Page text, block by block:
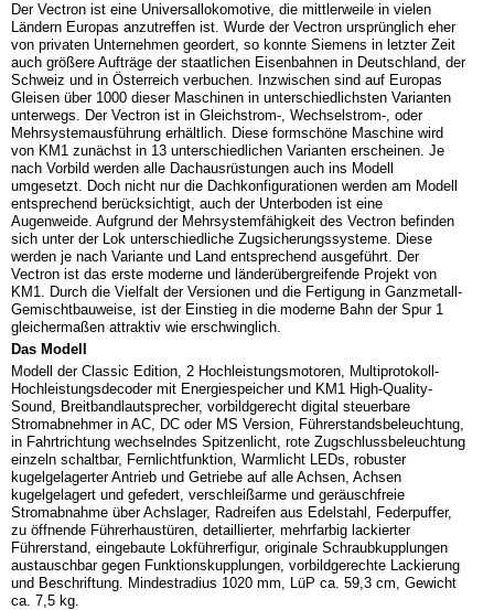
Der Vectron ist eine Universallokomotive, die mittlerweile in vielen
Ländern Europas anzutreffen ist. Wurde der Vectron ursprünglich eher
von privaten Unternehmen geordert, so konnte Siemens in letzter Zeit
auch größere Aufträge der staatlichen Eisenbahnen in Deutschland, der
Schweiz und in Österreich verbuchen. Inzwischen sind auf Europas
Gleisen über 1000 dieser Maschinen in unterschiedlichsten Varianten
unterwegs. Der Vectron ist in Gleichstrom-, Wechselstrom-, oder
Mehrsystemausführung erhältlich. Diese formschöne Maschine wird
von KM1 zunächst in 13 unterschiedlichen Varianten erscheinen. Je
nach Vorbild werden alle Dachausrüstungen auch ins Modell
umgesetzt. Doch nicht nur die Dachkonfigurationen werden am Modell
entsprechend berücksichtigt, auch der Unterboden ist eine
Augenweide. Aufgrund der Mehrsystemfähigkeit des Vectron befinden
sich unter der Lok unterschiedliche Zugsicherungssysteme. Diese
werden je nach Variante und Land entsprechend ausgeführt. Der
Vectron ist das erste moderne und länderübergreifende Projekt von
KM1. Durch die Vielfalt der Versionen und die Fertigung in Ganzmetall-
Gemischtbauweise, ist der Einstieg in die moderne Bahn der Spur 1
gleichermaßen attraktiv wie erschwinglich.
Das Modell
Modell der Classic Edition, 2 Hochleistungsmotoren, Multiprotokoll-
Hochleistungsdecoder mit Energiespeicher und KM1 High-Quality-
Sound, Breitbandlautsprecher, vorbildgerecht digital steuerbare
Stromabnehmer in AC, DC oder MS Version, Führerstandsbeleuchtung,
in Fahrtrichtung wechselndes Spitzenlicht, rote Zugschlussbeleuchtung
einzeln schaltbar, Fernlichtfunktion, Warmlicht LEDs, robuster
kugelgelagerter Antrieb und Getriebe auf alle Achsen, Achsen
kugelgelagert und gefedert, verschleißarme und geräuschfreie
Stromabnahme über Achslager, Radreifen aus Edelstahl, Federpuffer,
zu öffnende Führerhaustüren, detaillierter, mehrfarbig lackierter
Führerstand, eingebaute Lokführerfigur, originale Schraubkupplungen
austauschbar gegen Funktionskupplungen, vorbildgerechte Lackierung
und Beschriftung. Mindestradius 1020 mm, LüP ca. 59,3 cm, Gewicht
ca. 7,5 kg.